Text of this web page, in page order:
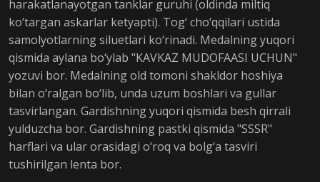
harakatlanayotgan tanklar guruhi (oldinda miltiq
ko‘targan askarlar ketyapti). Tog‘ cho‘qqilari ustida
samolyotlarning siluetlari ko‘rinadi. Medalning yuqori
qismida aylana bo‘ylab "KAVKAZ MUDOFAASI UCHUN"
yozuvi bor. Medalning old tomoni shakldor hoshiya
bilan o‘ralgan bo‘lib, unda uzum boshlari va gullar
tasvirlangan. Gardishning yuqori qismida besh qirrali
yulduzcha bor. Gardishning pastki qismida "SSSR"
harflari va ular orasidagi o‘roq va bolg‘a tasviri
tushirilgan lenta bor.